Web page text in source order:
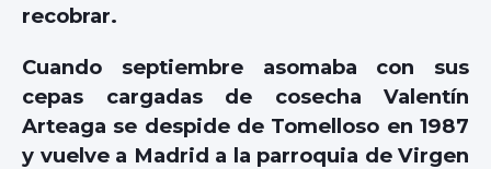
recobrar.
Cuando septiembre asomaba con sus
cepas cargadas de cosecha Valentín
Arteaga se despide de Tomelloso en 1987
y vuelve a Madrid a la parroquia de Virgen